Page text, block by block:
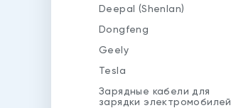
Deepal (Shenlan)
Dongfeng
Geely
Tesla
Зарядные кабели для
зарядки электромобилей